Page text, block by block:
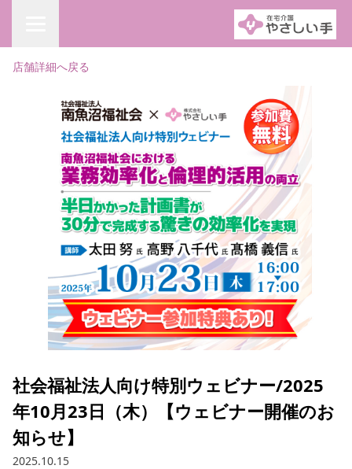
店舗詳細へ戻る
社会福祉法人向け特別ウェビナー/2025
年10月23日（木）【ウェビナー開催のお
知らせ】
2025.10.15